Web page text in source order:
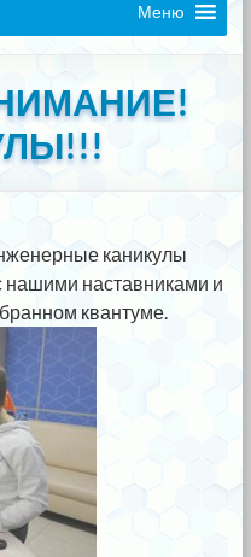
Меню
каникулы
нашими наставниками и
квантуме.